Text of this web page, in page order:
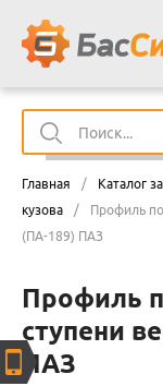
Главная / Каталог
кузова
/
Профиль
(ПА-189) ПАЗ
Профиль
ступени
ПАЗ